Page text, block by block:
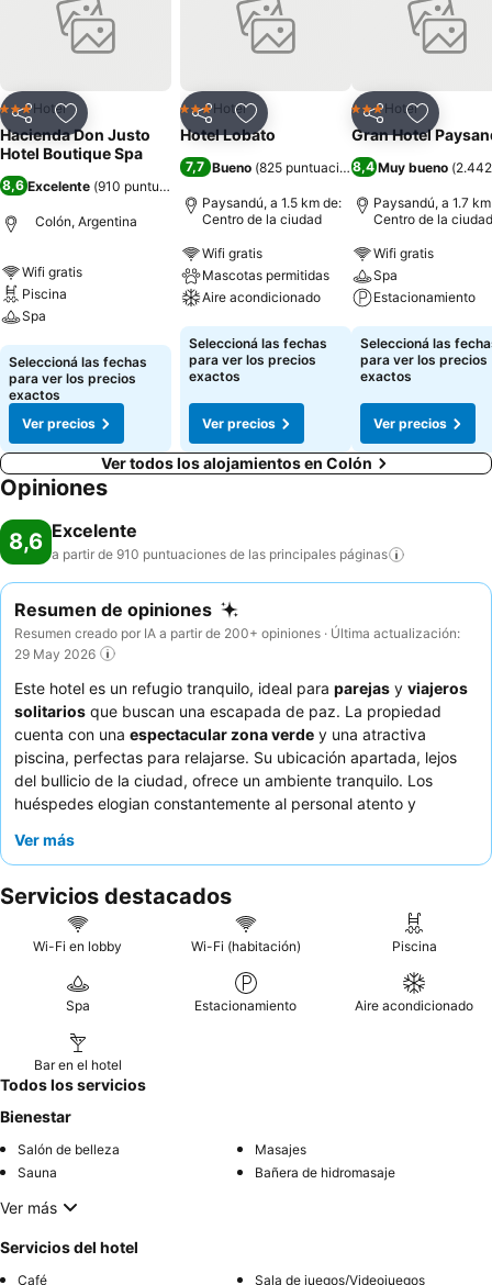
CompartirAñadir a favoritos
3 Estrellas
Hotel
Hacienda Don Justo
Hotel Boutique Spa
8,6 Excelente (910 puntuaciones
Colón, Argentina
Wifi gratis
Piscina
Spa
Ver precios
Seleccioná las fechas
para ver los precios
exactos
Ver precios
CompartirAñadir a favoritos
3 Estrellas
Hotel
Hotel Lobato
7,7 Bueno (825 puntuaciones)
Paysandú, a 1.5 km de:
Centro de la ciudad
Wifi gratis
Mascotas permitidas
Aire acondicionado
Ver precios
Seleccioná las fechas
para ver los precios
exactos
Ver precios
CompartirAñadir
3 Estrellas
Hotel
Gran Hotel
8,4Muy bueno (
Paysandú, a 1.7
Centro de la ciudad
Wifi gratis
Spa
Estacionamiento
Ver precios
Seleccioná las
para ver los precios
exactos
Ver precios
Ver todos los alojamientos en Colón
Opiniones
8,6 Excelente
a partir de 910 puntuaciones de las principales páginas
Resumen de opiniones
Resumen creado por IA a partir de 200+ opiniones · Última actualización:
29 May 2026
Este hotel es un refugio tranquilo, ideal para parejas y viajeros
solitarios que buscan una escapada de paz. La propiedad
cuenta con una espectacular zona verde y una atractiva
piscina, perfectas para relajarse. Su ubicación apartada, lejos
del bullicio de la ciudad, ofrece un ambiente tranquilo. Los
huéspedes elogian constantemente al personal atento y
menudo incluye productos caseros. Para una experiencia
vistas al jardín.
Ver más
Servicios destacados
Wi-Fi en lobby Wi-Fi (habitación) Piscina
Spa Estacionamiento Aire acondicionado
Bar en el hotel
Todos los servicios
Bienestar
Salón de belleza
Masajes
Sauna
Bañera de hidromasaje
Ver más
Servicios del hotel
Café Sala de juegos/Videojuegos